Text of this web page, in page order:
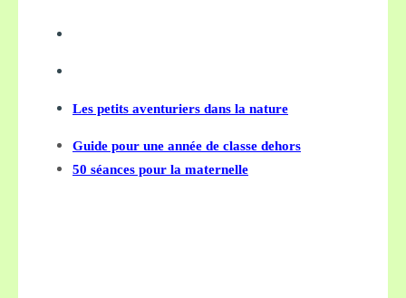
Les petits aventuriers dans la nature
Guide pour une année de classe dehors
50 séances pour la maternelle